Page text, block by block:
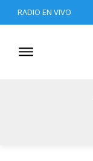
RADIO EN VIVO